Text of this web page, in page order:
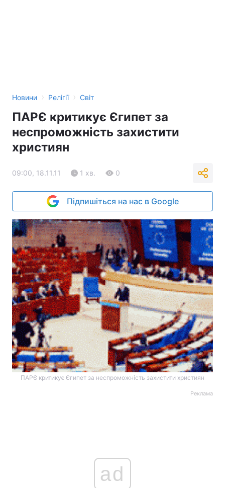
Новини › Релігії › Світ
ПАРЄ критикує Єгипет за
неспроможність захистити
християн
09:00, 18.11.11 1 хв. 0
Підпишіться на нас в Google
ПАРЄ критикує Єгипет за неспроможність захистити християн
Реклама
ad